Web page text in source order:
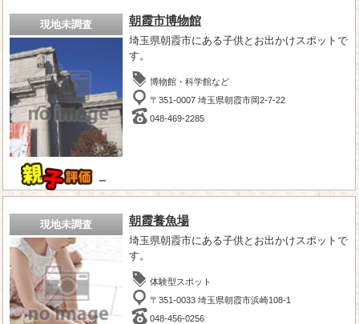
現地未調査
－
朝霞市博物館
埼玉県朝霞市にある子供とお出かけスポットで
す。
博物館・科学館など
〒351-0007 埼玉県朝霞市岡2-7-22
048-469-2285
現地未調査 朝霞養魚場
埼玉県朝霞市にある子供とお出かけスポットで
す。
体験型スポット
〒351-0033 埼玉県朝霞市浜崎108-1
048-456-0256